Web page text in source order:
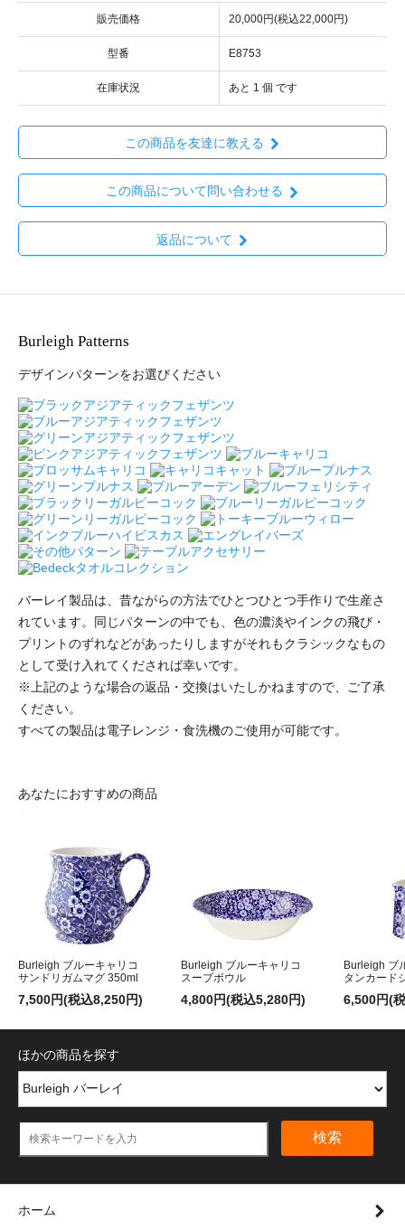
販売価格 20,000円(税込22,000円)
型番 E8753
在庫状況 あと 1 個 です
この商品を友達に教える
この商品について問い合わせる
返品について
Burleigh Patterns
デザインパターンをお選びください
バーレイ製品は、昔ながらの方法でひとつひとつ手作りで生産さ
れています。同じパターンの中でも、色の濃淡やインクの飛び・
プリントのずれなどがあったりしますがそれもクラシックなもの
として受け入れてくだされば幸いです。
※上記のような場合の返品・交換はいたしかねますので、ご了承
ください。
すべての製品は電子レンジ・食洗機のご使用が可能です。
あなたにおすすめの商品
Burleigh ブルーキャリコ
サンドリガムマグ 350ml
7,500円(税込8,250円)
Burleigh ブルーキャリコ
スープボウル
4,800円(税込5,280円)
Burleigh ブ
タンカード
6,500円(
ほかの商品を探す
検索
ホーム